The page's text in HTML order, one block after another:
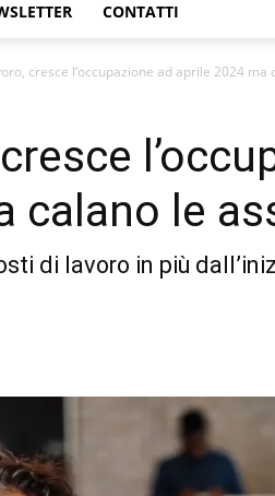
CONTATTI
cresce l’occupazione ad aprile 2024 ma
calano le
di lavoro in più